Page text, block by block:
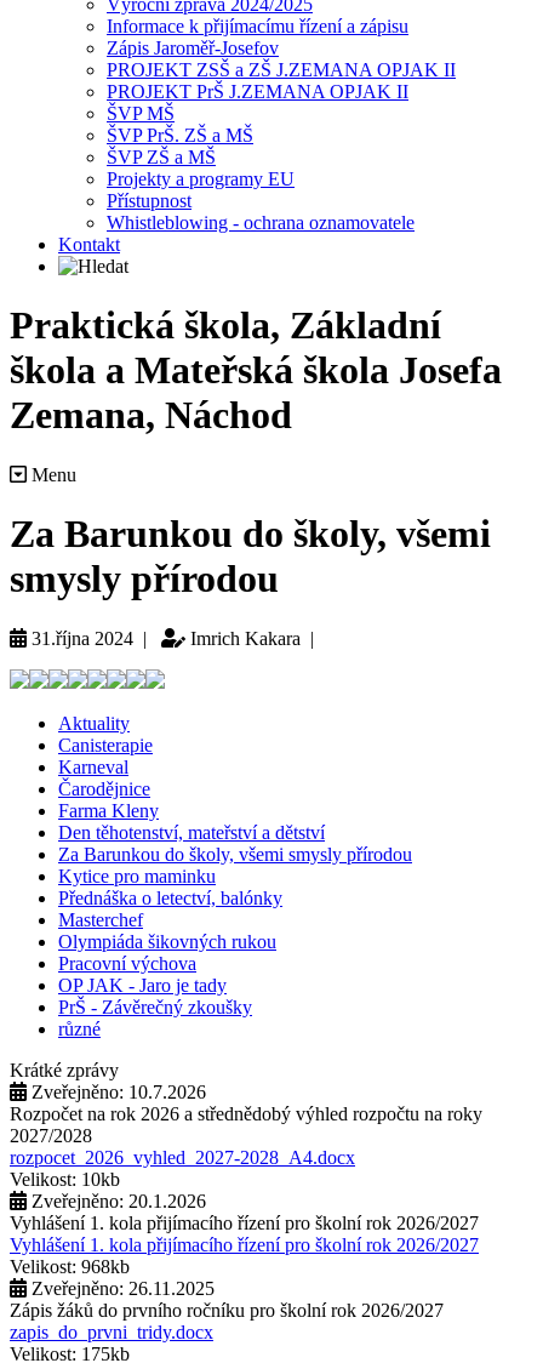
Výroční zpráva 2024/2025
Informace k přijímacímu řízení a zápisu
Zápis Jaroměř-Josefov
PROJEKT ZSŠ a ZŠ J.ZEMANA OPJAK II
PROJEKT PrŠ J.ZEMANA OPJAK II
ŠVP MŠ
ŠVP PrŠ. ZŠ a MŠ
ŠVP ZŠ a MŠ
Projekty a programy EU
Přístupnost
Whistleblowing - ochrana oznamovatele
Kontakt
Praktická škola, Základní
škola a Mateřská škola Josefa
Zemana, Náchod
Menu
Za Barunkou do školy, všemi
smysly přírodou
31.října 2024 | Imrich Kakara |
Aktuality
Canisterapie
Karneval
Čarodějnice
Farma Kleny
Den těhotenství, mateřství a dětství
Za Barunkou do školy, všemi smysly přírodou
Kytice pro maminku
Přednáška o letectví, balónky
Masterchef
Olympiáda šikovných rukou
Pracovní výchova
OP JAK - Jaro je tady
PrŠ - Závěrečný zkoušky
různé
Krátké zprávy
Zveřejněno: 10.7.2026
Rozpočet na rok 2026 a střednědobý výhled rozpočtu na roky
2027/2028
rozpocet_2026_vyhled_2027-2028_A4.docx
Velikost: 10kb
Zveřejněno: 20.1.2026
Vyhlášení 1. kola přijímacího řízení pro školní rok 2026/2027
Vyhlášení 1. kola přijímacího řízení pro školní rok 2026/2027
Velikost: 968kb
Zveřejněno: 26.11.2025
Zápis žáků do prvního ročníku pro školní rok 2026/2027
zapis_do_prvni_tridy.docx
Velikost: 175kb